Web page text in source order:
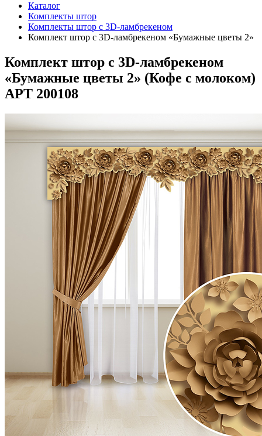
Каталог
Комплекты штор
Комплекты штор с 3D-ламбрекеном
Комплект штор с 3D-ламбрекеном «Бумажные цветы 2»
Комплект штор с 3D-ламбрекеном
«Бумажные цветы 2» (Кофе с молоком)
АРТ 200108